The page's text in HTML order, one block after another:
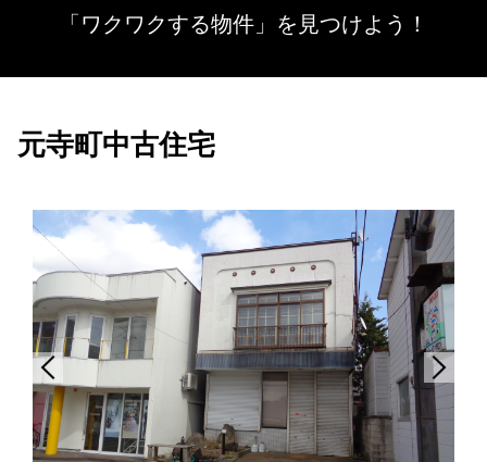
「ワクワクする物件」を 見つけよう！
元寺町中古住宅